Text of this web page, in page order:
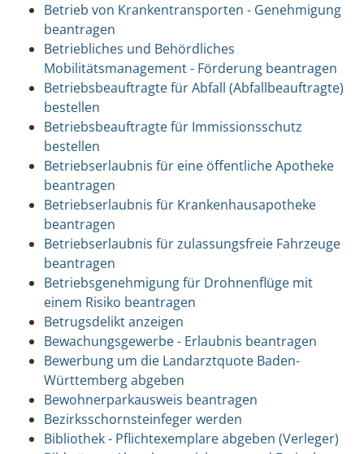
Betrieb von Krankentransporten - Genehmigung
beantragen
Betriebliches und Behördliches
Mobilitätsmanagement - Förderung beantragen
Betriebsbeauftragte für Abfall (Abfallbeauftragte)
bestellen
Betriebsbeauftragte für Immissionsschutz
bestellen
Betriebserlaubnis für eine öffentliche Apotheke
beantragen
Betriebserlaubnis für Krankenhausapotheke
beantragen
Betriebserlaubnis für zulassungsfreie Fahrzeuge
beantragen
Betriebsgenehmigung für Drohnenflüge mit
einem Risiko beantragen
Betrugsdelikt anzeigen
Bewachungsgewerbe - Erlaubnis beantragen
Bewerbung um die Landarztquote Baden-
Württemberg abgeben
Bewohnerparkausweis beantragen
Bezirksschornsteinfeger werden
Bibliothek - Pflichtexemplare abgeben (Verleger)